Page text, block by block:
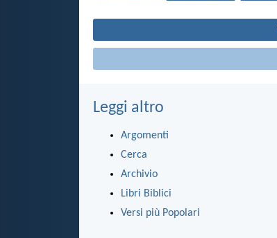
Leggi altro
Argomenti
Cerca
Archivio
Libri Biblici
Versi più Popolari